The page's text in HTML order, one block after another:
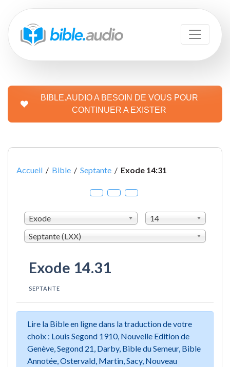
BIBLE.AUDIO A BESOIN DE VOUS POUR
CONTINUER A EXISTER
Accueil / Bible / Septante / Exode 14:31
Exode
14
Septante (LXX)
Exode 14.31
SEPTANTE
Lire la Bible en ligne dans la traduction de votre
choix : Louis Segond 1910, Nouvelle Edition de
Genève, Segond 21, Darby, Bible du Semeur, Bible
Annotée, Ostervald, Martin, Sacy, Nouveau